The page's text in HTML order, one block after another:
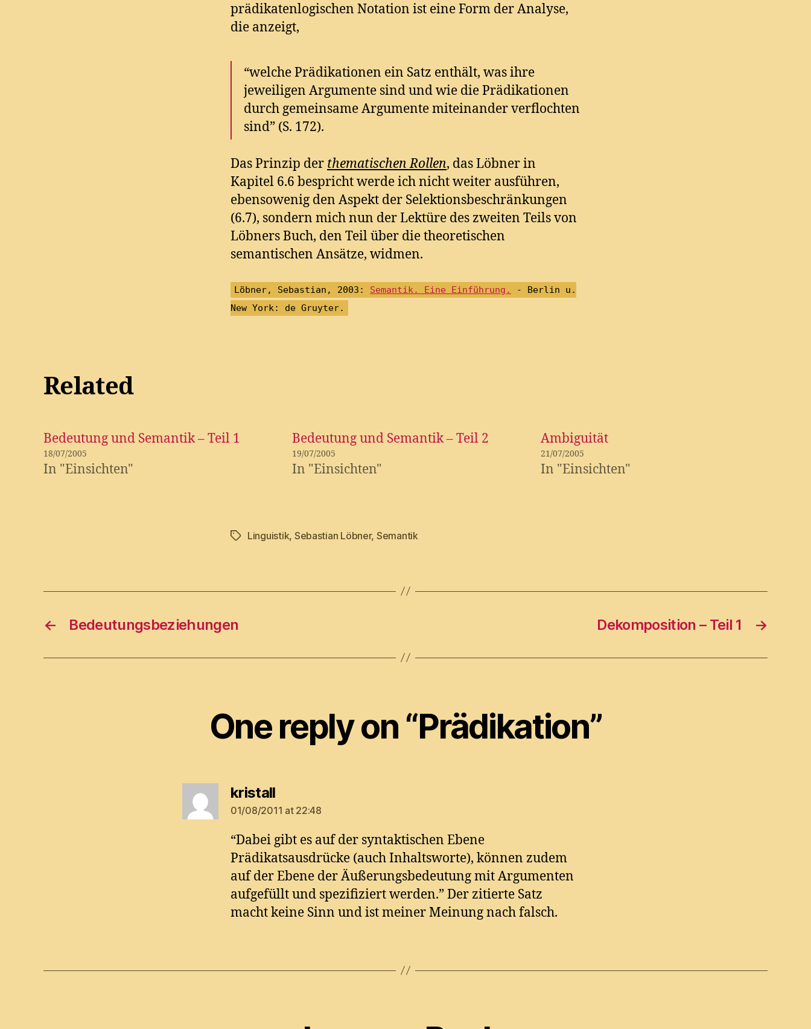
prädikatenlogischen Notation ist eine Form der Analyse,
die anzeigt,
“welche Prädikationen ein Satz enthält, was ihre
jeweiligen Argumente sind und wie die Prädikationen
durch gemeinsame Argumente miteinander verflochten
sind” (S. 172).
Das Prinzip der thematischen Rollen, das Löbner in
Kapitel 6.6 bespricht werde ich nicht weiter ausführen,
ebensowenig den Aspekt der Selektionsbeschränkungen
(6.7), sondern mich nun der Lektüre des zweiten Teils von
Löbners Buch, den Teil über die theoretischen
semantischen Ansätze, widmen.
Löbner, Sebastian, 2003: Semantik. Eine Einführung.
- Berlin u.
New York: de Gruyter.
Related
Bedeutung und Semantik – Teil 1
18/07/2005
In "Einsichten"
Bedeutung und Semantik – Teil 2
19/07/2005
In "Einsichten"
Ambiguität
21/07/2005
In "Einsichten"
TagsLinguistik, Sebastian Löbner, Semantik
← Bedeutungsbeziehungen →
Dekomposition – Teil 1
One reply on “Prädikation”
kristallsays:
01/08/2011 at 22:48
“Dabei gibt es auf der syntaktischen Ebene
Prädikatsausdrücke (auch Inhaltsworte), können zudem
auf der Ebene der Äußerungsbedeutung mit Argumenten
aufgefüllt und spezifiziert werden.” Der zitierte Satz
macht keine Sinn und ist meiner Meinung nach falsch.